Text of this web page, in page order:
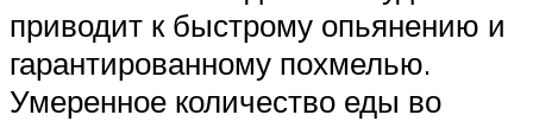
приводит к быстрому опьянению и
гарантированному похмелью.
Умеренное количество еды во